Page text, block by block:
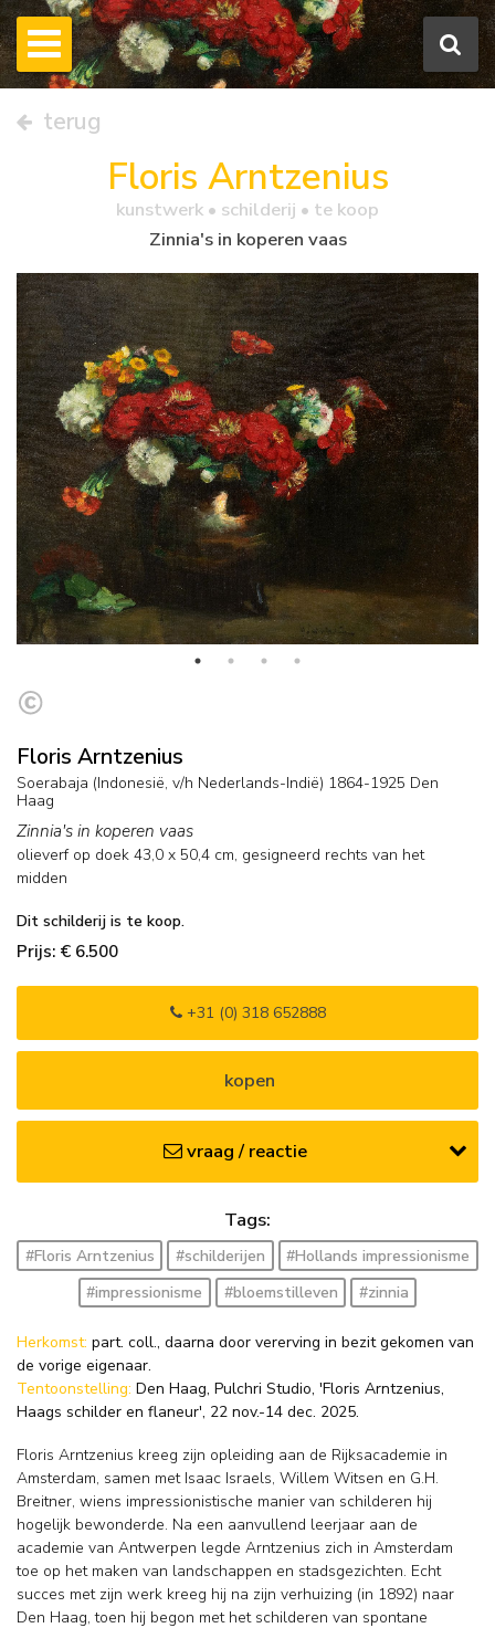
terug
Floris Arntzenius
kunstwerk • schilderij • te koop
Zinnia's in koperen vaas
Floris Arntzenius
Soerabaja (Indonesië, v/h Nederlands-Indië) 1864-1925 Den
Haag
Zinnia's in koperen vaas
olieverf op doek 43,0 x 50,4 cm, gesigneerd rechts van het
midden
Dit schilderij is te koop.
Prijs: € 6.500
+31 (0) 318 652888
kopen
vraag / reactie
Tags:
#Floris Arntzenius #schilderijen
#Hollands impressionisme
#impressionisme
#bloemstilleven #zinnia
Herkomst: part. coll., daarna door vererving in bezit gekomen van
de vorige eigenaar.
Tentoonstelling: Den Haag, Pulchri Studio, 'Floris Arntzenius,
Haags schilder en flaneur', 22 nov.-14 dec. 2025.
Floris Arntzenius kreeg zijn opleiding aan de Rijksacademie in
Amsterdam, samen met Isaac Israels, Willem Witsen en G.H.
Breitner, wiens impressionistische manier van schilderen hij
hogelijk bewonderde. Na een aanvullend leerjaar aan de
academie van Antwerpen legde Arntzenius zich in Amsterdam
toe op het maken van landschappen en stadsgezichten. Echt
succes met zijn werk kreeg hij na zijn verhuizing (in 1892) naar
Den Haag, toen hij begon met het schilderen van spontane